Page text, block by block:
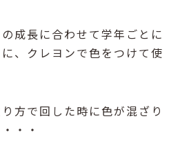
成長に合わせて学年ごとに
、クレヨンで色をつけて使
方で回した時に色が混ざり
・・